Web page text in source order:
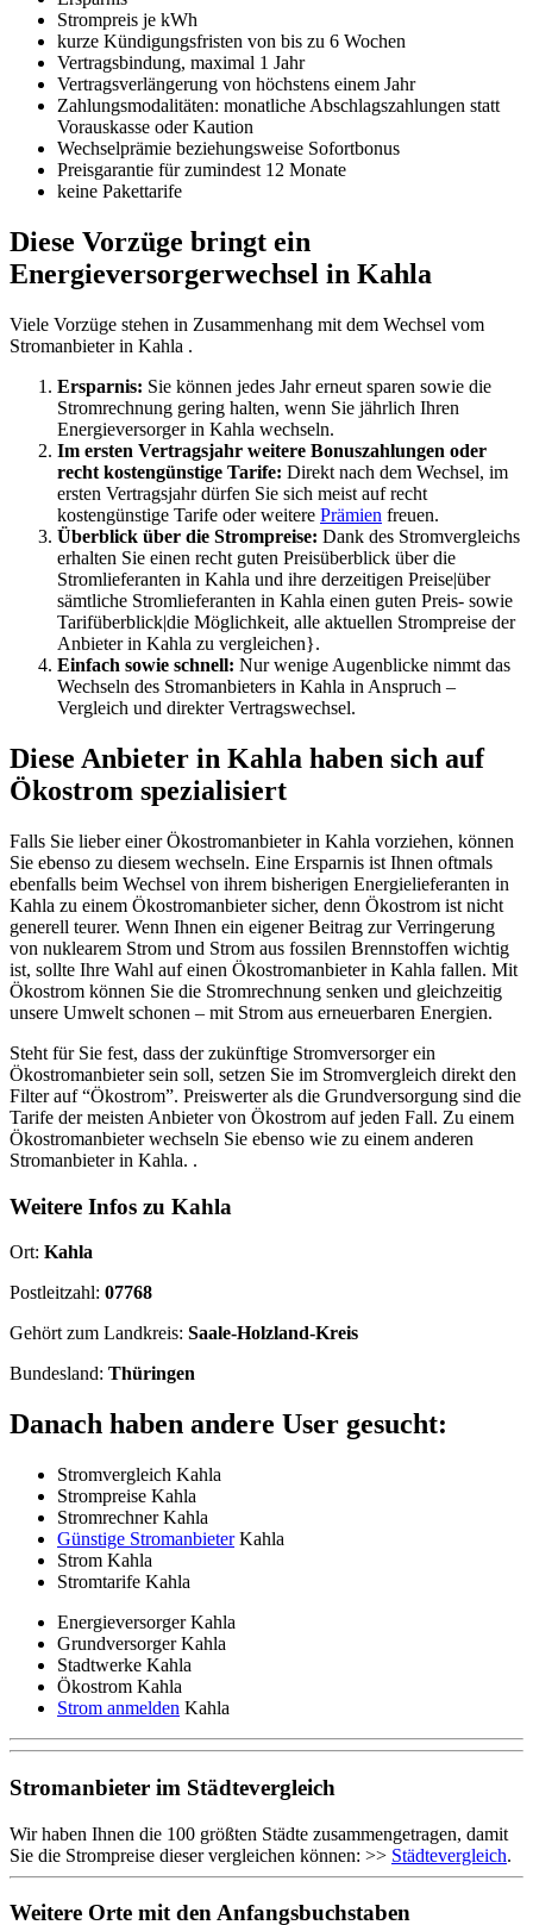
Strompreis je kWh
kurze Kündigungsfristen von bis zu 6 Wochen
Vertragsbindung, maximal 1 Jahr
Vertragsverlängerung von höchstens einem Jahr
Zahlungsmodalitäten: monatliche Abschlagszahlungen statt
Vorauskasse oder Kaution
Wechselprämie beziehungsweise Sofortbonus
Preisgarantie für zumindest 12 Monate
keine Pakettarife
Diese Vorzüge bringt ein
Energieversorgerwechsel in Kahla
Viele Vorzüge stehen in Zusammenhang mit dem Wechsel vom
Stromanbieter in Kahla .
Ersparnis: Sie können jedes Jahr erneut sparen sowie die
Stromrechnung gering halten, wenn Sie jährlich Ihren
Energieversorger in Kahla wechseln.
Im ersten Vertragsjahr weitere Bonuszahlungen oder
recht kostengünstige Tarife: Direkt nach dem Wechsel, im
ersten Vertragsjahr dürfen Sie sich meist auf recht
kostengünstige Tarife oder weitere Prämien freuen.
Überblick über die Strompreise: Dank des Stromvergleichs
erhalten Sie einen recht guten Preisüberblick über die
Stromlieferanten in Kahla und ihre derzeitigen Preise|über
sämtliche Stromlieferanten in Kahla einen guten Preis- sowie
Tarifüberblick|die Möglichkeit, alle aktuellen Strompreise der
Anbieter in Kahla zu vergleichen}.
Einfach sowie schnell: Nur wenige Augenblicke nimmt das
Wechseln des Stromanbieters in Kahla in Anspruch –
Vergleich und direkter Vertragswechsel.
Diese Anbieter in Kahla haben sich auf
Ökostrom spezialisiert
Falls Sie lieber einer Ökostromanbieter in Kahla vorziehen, können
Sie ebenso zu diesem wechseln. Eine Ersparnis ist Ihnen oftmals
ebenfalls beim Wechsel von ihrem bisherigen Energielieferanten in
Kahla zu einem Ökostromanbieter sicher, denn Ökostrom ist nicht
generell teurer. Wenn Ihnen ein eigener Beitrag zur Verringerung
von nuklearem Strom und Strom aus fossilen Brennstoffen wichtig
ist, sollte Ihre Wahl auf einen Ökostromanbieter in Kahla fallen. Mit
Ökostrom können Sie die Stromrechnung senken und gleichzeitig
unsere Umwelt schonen – mit Strom aus erneuerbaren Energien.
Steht für Sie fest, dass der zukünftige Stromversorger ein
Ökostromanbieter sein soll, setzen Sie im Stromvergleich direkt den
Filter auf “Ökostrom”. Preiswerter als die Grundversorgung sind die
Tarife der meisten Anbieter von Ökostrom auf jeden Fall. Zu einem
Ökostromanbieter wechseln Sie ebenso wie zu einem anderen
Stromanbieter in Kahla. .
Weitere Infos zu Kahla
Ort: Kahla
Postleitzahl: 07768
Gehört zum Landkreis: Saale-Holzland-Kreis
Bundesland: Thüringen
Danach haben andere User gesucht:
Stromvergleich Kahla
Strompreise Kahla
Stromrechner Kahla
Günstige StromanbieterKahla
Strom Kahla
Stromtarife Kahla
Energieversorger Kahla
Grundversorger Kahla
Stadtwerke Kahla
Ökostrom Kahla
Strom anmelden Kahla
Stromanbieter im Städtevergleich
Wir haben Ihnen die 100 größten Städte zusammengetragen, damit
Sie die Strompreise dieser vergleichen können: >> Städtevergleich.
Weitere Orte mit den Anfangsbuchstaben